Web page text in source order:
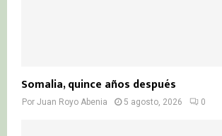
Somalia, quince años después
Por Juan Royo Abenia 5 agosto, 2026 0